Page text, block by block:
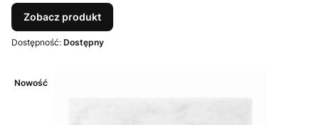
Zobacz produkt
Dostępność: Dostępny
Nowość